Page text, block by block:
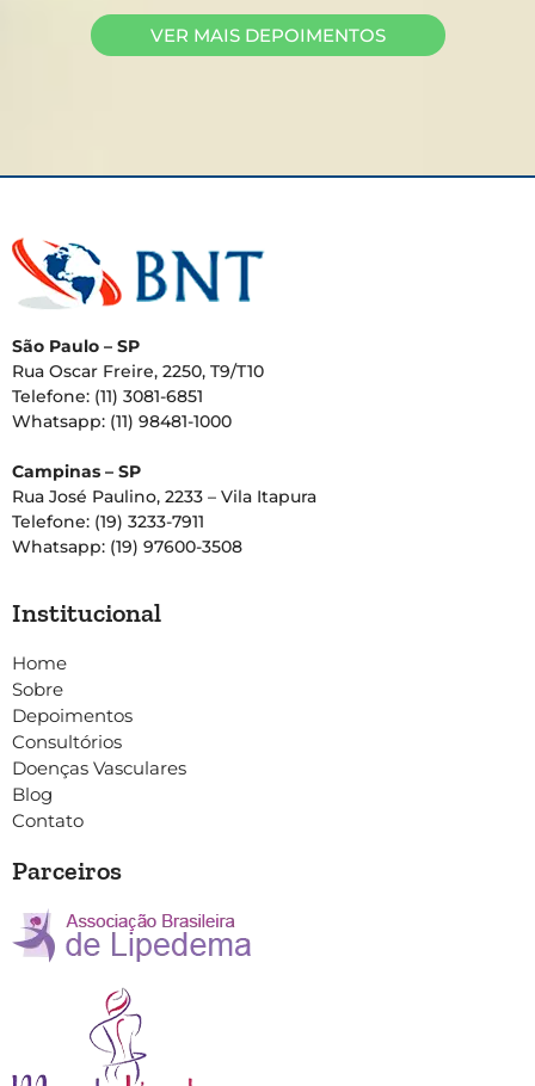
VER MAIS DEPOIMENTOS
São Paulo – SP
Rua Oscar Freire, 2250, T9/T10
Telefone: (11) 3081-6851
Whatsapp: (11) 98481-1000
Campinas – SP
Rua José Paulino, 2233 – Vila Itapura
Telefone: (19) 3233-7911
Whatsapp: (19) 97600-3508
Institucional
Home
Sobre
Depoimentos
Consultórios
Doenças Vasculares
Blog
Contato
Parceiros